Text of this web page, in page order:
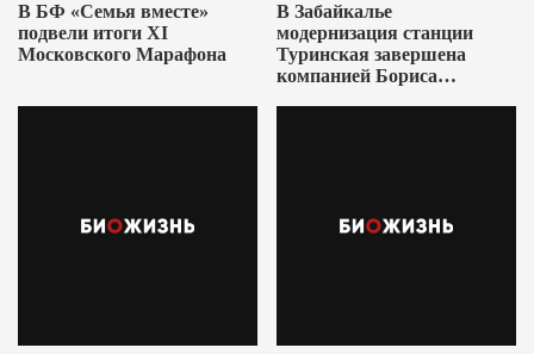
В БФ «Семья вместе»
подвели итоги XI
Московского Марафона
В Забайкалье
модернизация станции
Туринская завершена
компанией Бориса